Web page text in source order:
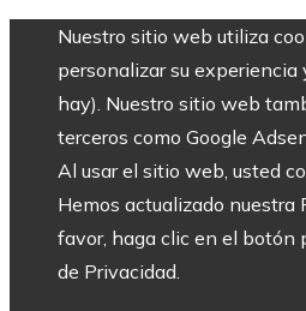
Nuestro sitio web utiliza
personalizar su
hay). Nuestro sitio web
terceros como Google
Al usar el sitio web, usted
Hemos actualizado nuestra
favor, haga clic en el botón
de Privacidad.